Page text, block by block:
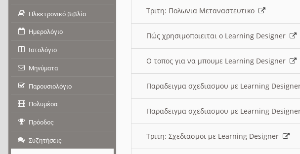
Τριτη: Πολωνια Μεταναστευτικο
Πώς χρησιμοποιειται ο Learning Designer
O τοπος για να μπουμε Learning Designer
Παραδειγμα σχεδιασμου με Learning
Παραδειγμα σχεδιασμου με Learning
Τριτη: Σχεδιασμοι με Learning Designer
Ηλεκτρονικό βιβλίο
Ημερολόγιο
Ιστολόγιο
Μηνύματα
Παρουσιολόγιο
Πολυμέσα
Πρόοδος
Συζητήσεις